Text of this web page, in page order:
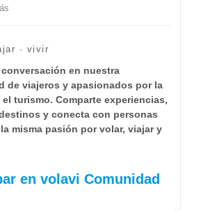
· vivir
conversación en nuestra
de viajeros y apasionados por la
turismo. Comparte experiencias,
y conecta con personas
misma pasión por volar, viajar y
en volavi Comunidad